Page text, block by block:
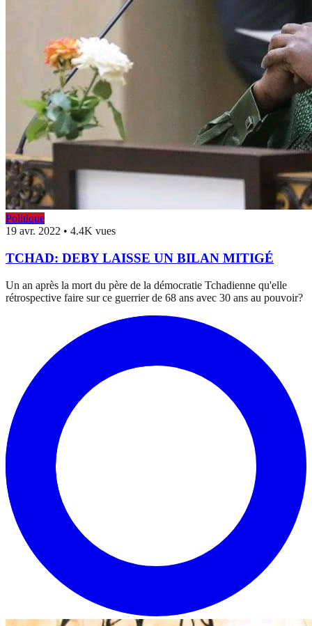
Politique
19 avr. 2022 • 4.4K vues
TCHAD: DEBY LAISSE UN BILAN MITIGÉ
Un an après la mort du père de la démocratie Tchadienne qu'elle
rétrospective faire sur ce guerrier de 68 ans avec 30 ans au pouvoir?